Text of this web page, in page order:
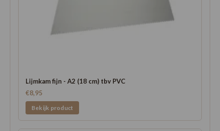
Lijmkam fijn - A2 (18 cm) tbv PVC
€8,95
Bekijk product